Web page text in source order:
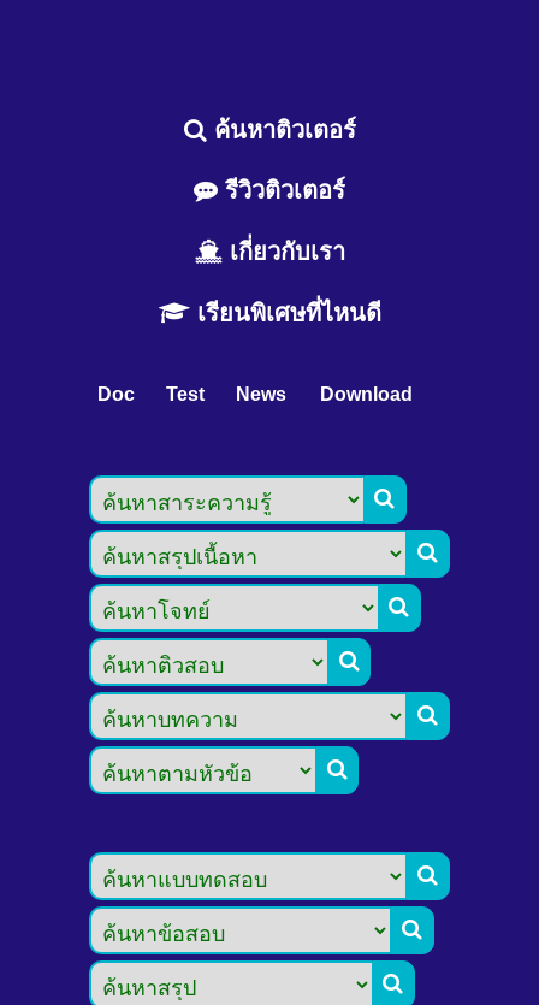
ค้นหาติวเตอร์
รีวิวติวเตอร์
เกี่ยวกับเรา
เรียนพิเศษที่ไหนดี
Doc Test News Download








